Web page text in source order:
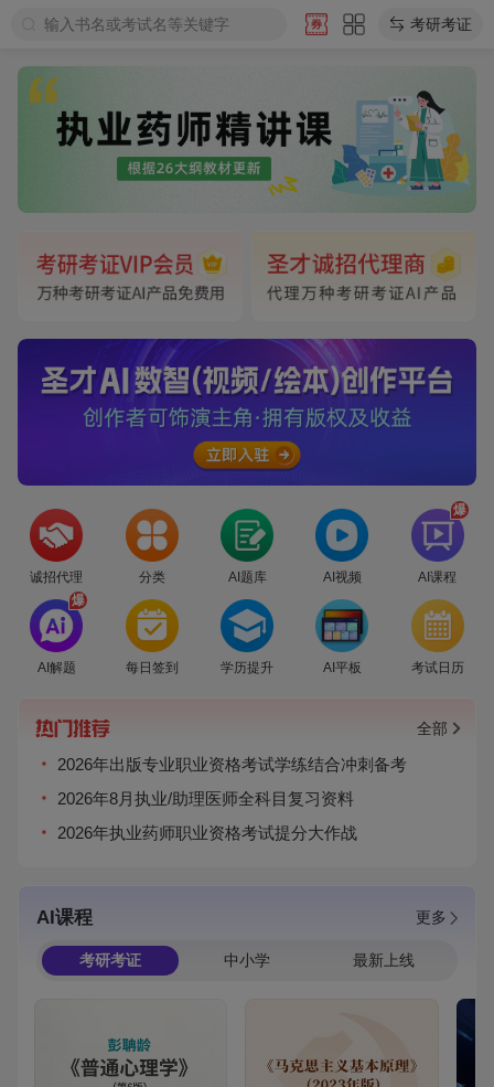
输入书名或考试名等关键字 考研考证
诚招代理 分类 AI题库 AI视频
爆
AI课程
爆
AI解题 每日签到 学历提升 AI平板 考试日历
全部
2026年出版专业职业资格考试学练结合冲刺备考
2026年8月执业/助理医师全科目复习资料
2026年执业药师职业资格考试提分大作战
AI课程 更多
考研考证 中小学 最新上线